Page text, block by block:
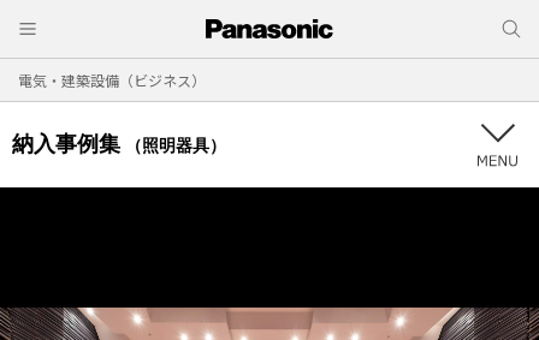
電気・建築設備（ビジネス）
納入事例集 （照明器具）